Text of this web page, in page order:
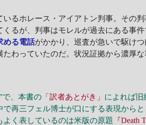
るホレース・アイアトン判事。その
るが、判事はモレルが過去にある事
める電話がかかり、巡査が急いで駆け
わっていたのだ。状況証拠から濃厚
で、本書の 「訳者あとがき」 によれば
で再三フェル博士が口にする表現から
く表しているのは米版の原題
『Death